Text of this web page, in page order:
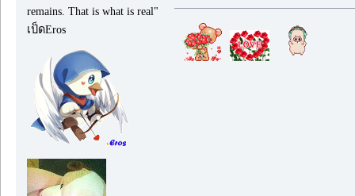
remains. That is what is real"
เป็ดEros